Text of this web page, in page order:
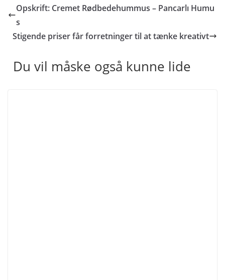
Opskrift: Cremet Rødbedehummus – Pancarlı Humu
s
Stigende priser får forretninger til at tænke kreativt
Du vil måske også kunne lide